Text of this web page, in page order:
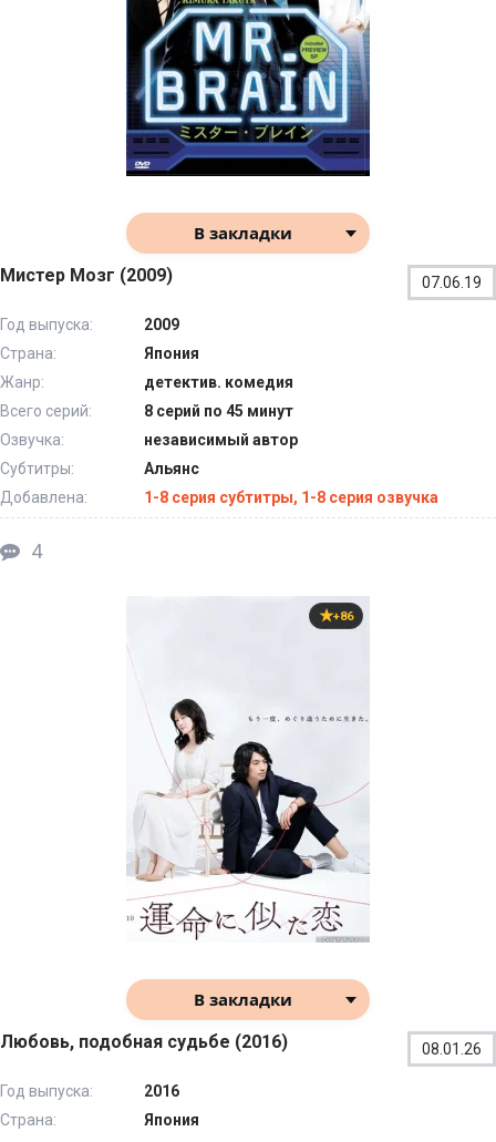
В закладки
Мистер Мозг (2009) 07.06.19
Год выпуска:
2009
Страна:
Япония
Жанр:
детектив. комедия
Всего серий:
8 серий по 45 минут
Озвучка:
независимый автор
Субтитры:
Альянс
Добавлена:
1-8 серия субтитры, 1-8 серия озвучка
4
+86
В закладки
Любовь, подобная судьбе (2016) 08.01.26
Год выпуска:
2016
Страна:
Япония